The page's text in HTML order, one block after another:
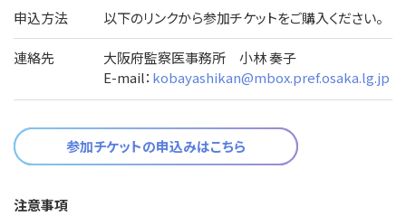
申込方法 以下のリンクから参加チケットをご購入ください。
連絡先
大阪府監察医事務所 小林 奏子
E-mail： kobayashikan@mbox.pref.osaka.lg.jp
参加チケットの申込みはこちら
注意事項